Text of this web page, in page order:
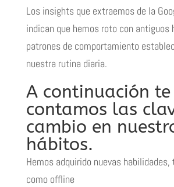
Los insights que extraemos de la
indican que hemos roto con antiguos
patrones de comportamiento
nuestra rutina diaria.
A continuación te
contamos las
cambio en
hábitos.
Hemos adquirido nuevas
como offline